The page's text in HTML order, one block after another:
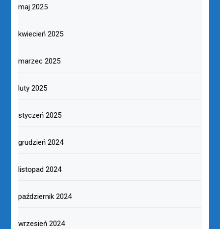
maj 2025
kwiecień 2025
marzec 2025
luty 2025
styczeń 2025
grudzień 2024
listopad 2024
październik 2024
wrzesień 2024